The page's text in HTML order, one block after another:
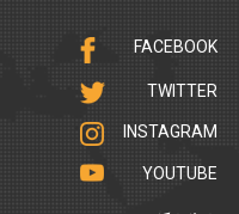
FACEBOOK
TWITTER
INSTAGRAM
YOUTUBE